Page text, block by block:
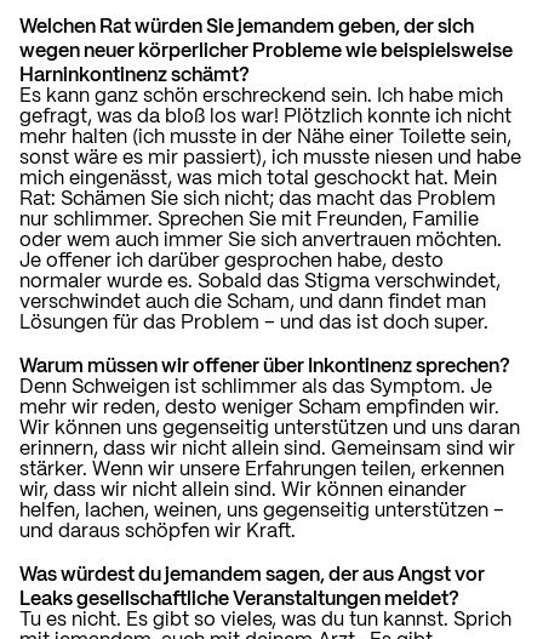
Welchen Rat würden Sie jemandem geben, der sich
wegen neuer körperlicher Probleme wie beispielsweise
Harninkontinenz schämt?
Es kann ganz schön erschreckend sein. Ich habe mich
gefragt, was da bloß los war! Plötzlich konnte ich nicht
mehr halten (ich musste in der Nähe einer Toilette sein,
sonst wäre es mir passiert), ich musste niesen und habe
mich eingenässt, was mich total geschockt hat. Mein
Rat: Schämen Sie sich nicht; das macht das Problem
nur schlimmer. Sprechen Sie mit Freunden, Familie
oder wem auch immer Sie sich anvertrauen möchten.
Je offener ich darüber gesprochen habe, desto
normaler wurde es. Sobald das Stigma verschwindet,
verschwindet auch die Scham, und dann findet man
Lösungen für das Problem – und das ist doch super.
Warum müssen wir offener über Inkontinenz sprechen?
Denn Schweigen ist schlimmer als das Symptom. Je
mehr wir reden, desto weniger Scham empfinden wir.
Wir können uns gegenseitig unterstützen und uns daran
erinnern, dass wir nicht allein sind. Gemeinsam sind wir
stärker. Wenn wir unsere Erfahrungen teilen, erkennen
wir, dass wir nicht allein sind. Wir können einander
helfen, lachen, weinen, uns gegenseitig unterstützen –
und daraus schöpfen wir Kraft.
Was würdest du jemandem sagen, der aus Angst vor
Leaks gesellschaftliche Veranstaltungen meidet?
Tu es nicht. Es gibt so vieles, was du tun kannst. Sprich